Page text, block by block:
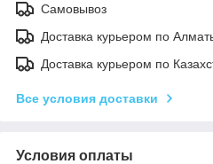
Самовывоз
Доставка курьером по
Доставка курьером по
Все условия доставки
Условия оплаты